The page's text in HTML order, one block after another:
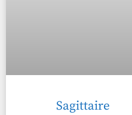
Sagittaire